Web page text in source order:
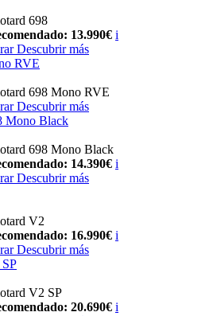
698
13.990€ i
Descubrir más
RVE
698 Mono RVE
Descubrir más
Mono Black
698 Mono Black
14.390€ i
Descubrir más
V2
16.990€ i
Descubrir más
V2 SP
20.690€ i